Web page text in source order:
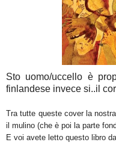
Sto uomo/uccello è
finlandese invece si..il
Tra tutte queste cover la
il mulino (che è poi la parte
E voi avete letto questo libro